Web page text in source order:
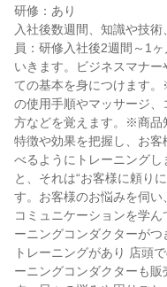
研修：あり
入社後数週間、知識や技
員：研修入社後2週間～1
いきます。ビジネスマナ
ての基本を身につけます
の使用手順やマッサージ
方などを覚えます。※商品
特徴や効果を把握し、お
べるようにトレーニング
と、それは“お客様に頼り
す。お客様のお悩みを伺
コミュニケーションを学
ーニングコンダクターが
トレーニングがあり 店頭
ーニングコンダクターも